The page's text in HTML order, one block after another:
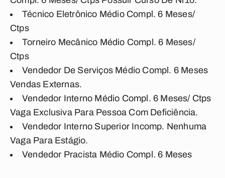
Técnico Eletrônico Médio Compl. 6 Meses/
Ctps
Torneiro Mecânico Médio Compl. 6 Meses/
Ctps
Vendedor De Serviços Médio Compl. 6 Meses
Vendas Externas.
Vendedor Interno Médio Compl. 6 Meses/ Ctps
Vaga Exclusiva Para Pessoa Com Deficiência.
Vendedor Interno Superior Incomp. Nenhuma
Vaga Para Estágio.
Vendedor Pracista Médio Compl. 6 Meses